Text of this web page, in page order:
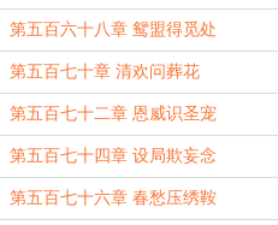
第五百六十八章 鸳盟得觅处
第五百七十章 清欢问葬花
第五百七十二章 恩威识圣宠
第五百七十四章 设局欺妄念
第五百七十六章 春愁压绣鞍